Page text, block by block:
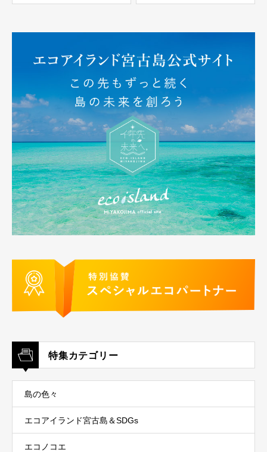
特集カテゴリー
島の色々
エコアイランド宮古島＆SDGs
エコノコエ